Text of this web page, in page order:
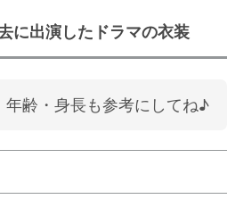
に出演したドラマの衣装
年齢・身長も参考にしてね♪